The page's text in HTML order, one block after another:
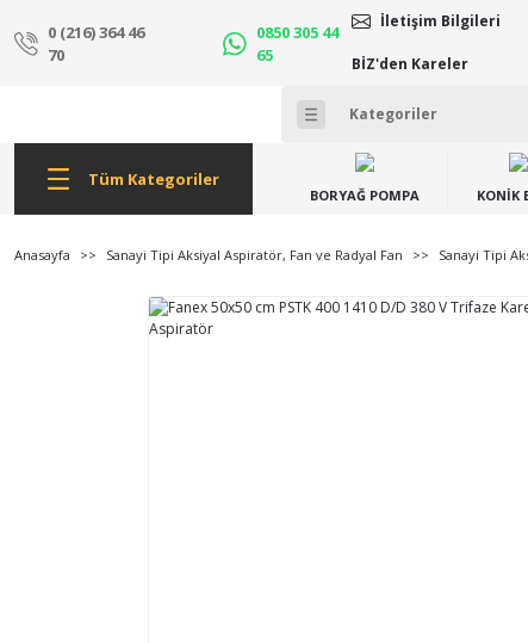
0 (216) 364 46
70
0850 305 44
65
İletişim Bilgileri
BİZ'den Kareler
Tüm Kategoriler
BORYAĞ POMPA KONİK
Anasayfa Sanayi Tipi Aksiyal Aspiratör, Fan ve Radyal Fan Sanayi Tipi